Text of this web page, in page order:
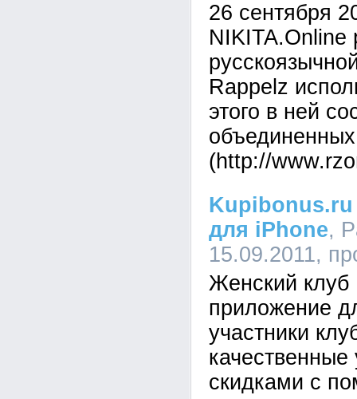
26 сентября
NIKITA.Online
Rappelz
этого в ней
(http://
Kupibonus.ru
для iPhone,
15.09.2011,
Женский клуб
приложение
участники
качественные
скидками с